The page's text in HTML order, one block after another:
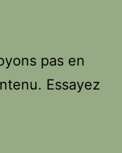
pas en
Essayez